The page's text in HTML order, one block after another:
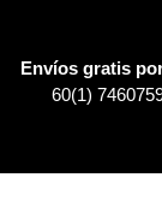
Envíos gratis
60(1)